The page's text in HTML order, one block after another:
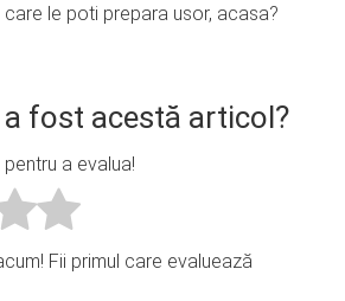
le poti prepara usor, acasa?
fost acestă articol?
a evalua!
Fii primul care evaluează